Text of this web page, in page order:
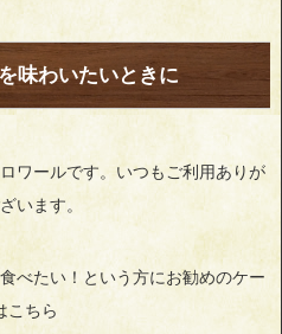
味わいたいときに
ワールです。いつもご利用ありが
います。
べたい！という方にお勧めのケー
こちら